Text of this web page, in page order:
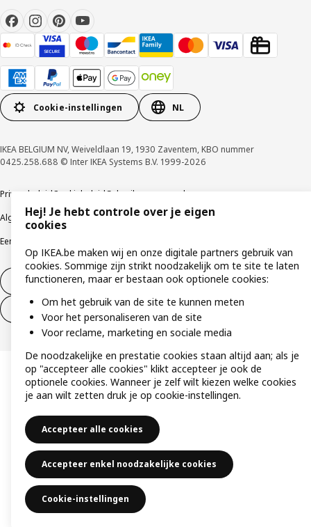
Cookie-instellingen NL
IKEA BELGIUM NV, Weiveldlaan 19, 1930 Zaventem, KBO nummer
0425.258.688 © Inter IKEA Systems B.V. 1999-2026
PrivacybeleidCookiebeleidGebruiksvoorwaarden
Algemene contractvoorwaardenResponsible Disclosure Program
Een etische bezorgdheid uiten
Herroeping van contract
Herroeping van contract (services)
Hej! Je hebt controle over je eigen
cookies
Op IKEA.be maken wij en onze digitale partners gebruik van
cookies. Sommige zijn strikt noodzakelijk om te site te laten
functioneren, maar er bestaan ook optionele cookies:
Om het gebruik van de site te kunnen meten
Voor het personaliseren van de site
Voor reclame, marketing en sociale media
De noodzakelijke en prestatie cookies staan altijd aan; als je
op "accepteer alle cookies" klikt accepteer je ook de
optionele cookies. Wanneer je zelf wilt kiezen welke cookies
je aan wilt zetten druk je op cookie-instellingen.
Accepteer alle cookies
Accepteer enkel noodzakelijke cookies
Cookie-instellingen